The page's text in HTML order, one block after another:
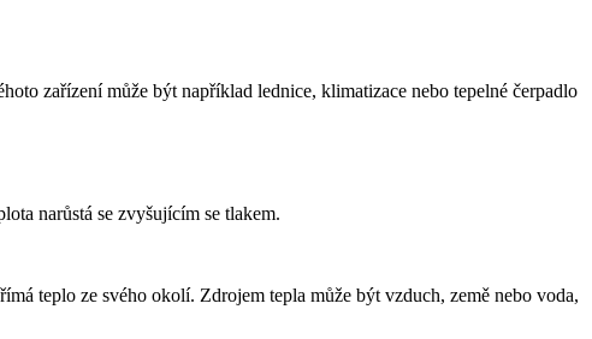
zařízení může být například lednice, klimatizace nebo tepelné čerpadlo
narůstá se zvyšujícím se tlakem.
teplo ze svého okolí. Zdrojem tepla může být vzduch, země nebo voda,